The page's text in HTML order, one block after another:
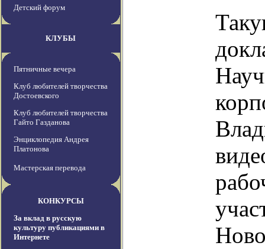
Детский форум
КЛУБЫ
Пятничные вечера
Клуб любителей творчества
Достоевского
Клуб любителей творчества
Гайто Газданова
Энциклопедия Андрея
Платонова
Мастерская перевода
КОНКУРСЫ
За вклад в русскую
культуру публикациями в
Интернете